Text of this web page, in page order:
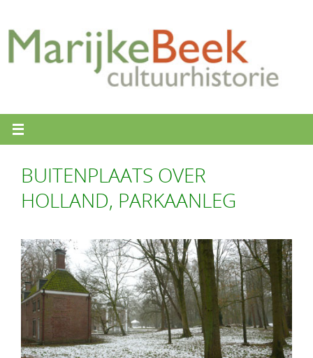
inhoud
BUITENPLAATS OVER
HOLLAND, PARKAANLEG